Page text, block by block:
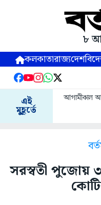
৮
কলকাতারাজ্যদেশ
এই
মুহূর্তে
আগামীকাল
সরস্বতী পুজোয়